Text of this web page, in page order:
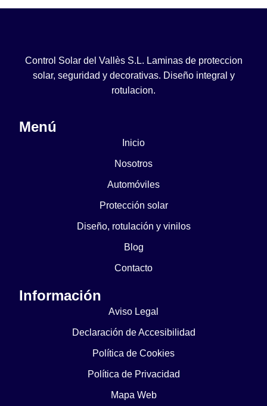
Control Solar del Vallès S.L. Laminas de proteccion
solar, seguridad y decorativas. Diseño integral y
rotulacion.
Menú
Inicio
Nosotros
Automóviles
Protección solar
Diseño, rotulación y vinilos
Blog
Contacto
Información
Aviso Legal
Declaración de Accesibilidad
Política de Cookies
Política de Privacidad
Mapa Web